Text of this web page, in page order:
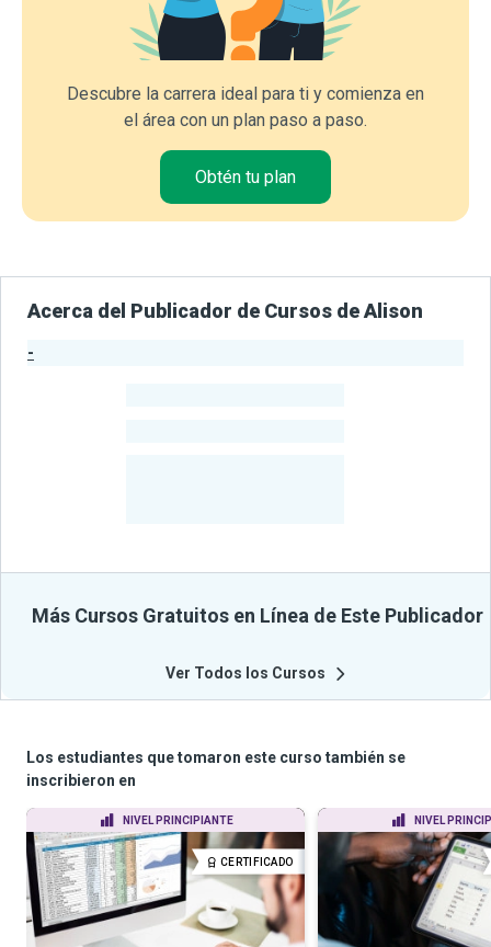
Descubre la carrera ideal para ti y comienza en
el área con un plan paso a paso.
Obtén tu plan
Acerca del Publicador de Cursos de Alison
-
Más Cursos Gratuitos en Línea de Este Publicador
Ver Todos los Cursos
Los estudiantes que tomaron este curso también se
inscribieron en
NIVEL PRINCIPIANTE
CERTIFICADO
NIVEL